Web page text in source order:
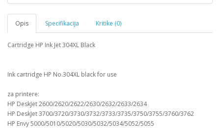
Opis Specifikacija Kritike (0)
Cartridge HP Ink Jet 304XL Black
Ink cartridge HP No.304XL black for use
za printere:
HP DeskJet 2600/2620/2622/2630/2632/2633/2634
HP DeskJet 3700/3720/3730/3732/3733/3735/3750/3755/3760/3762
HP Envy 5000/5010/5020/5030/5032/5034/5052/5055